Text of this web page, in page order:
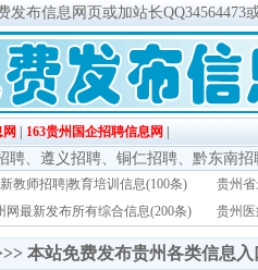
发布信息网页或加站长QQ34564473
163贵州国企招聘信息网
聘、 遵义招聘、 铜仁招聘、 黔东南招
教师招聘|教育培训信息(100条) 贵州
网最新发布所有综合信息(200条)
贵州
本站免费发布贵州各类信息入